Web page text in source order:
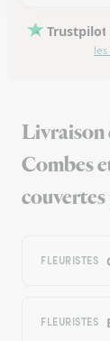
Trustpilot
Livraison
Combes
FLEURISTES
FLEURISTES